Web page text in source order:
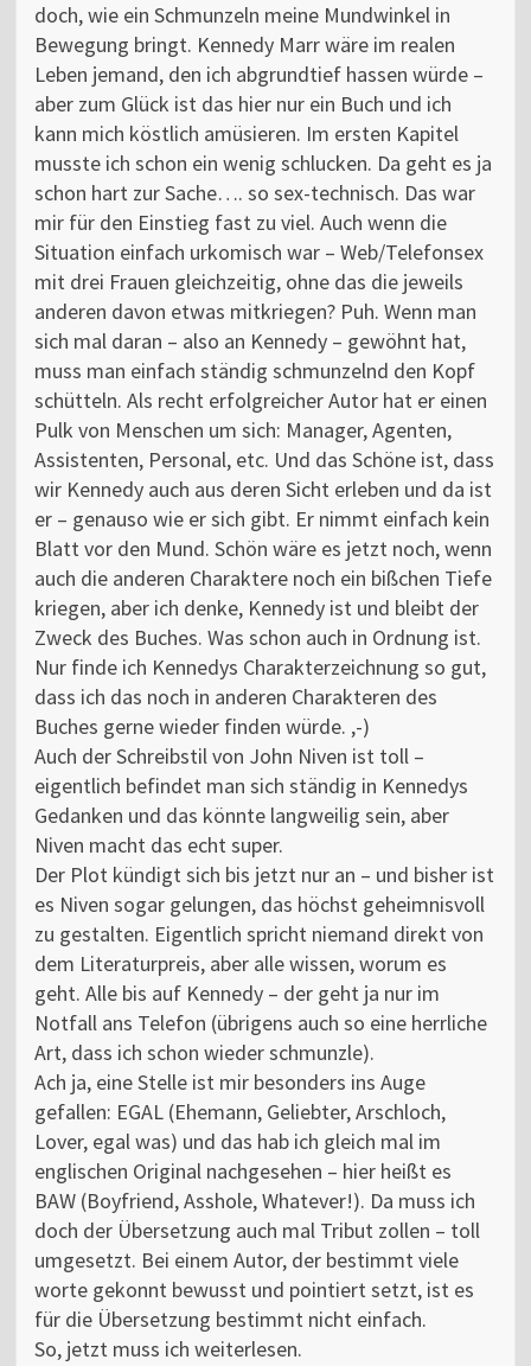
doch, wie ein Schmunzeln meine Mundwinkel in
Bewegung bringt. Kennedy Marr wäre im realen
Leben jemand, den ich abgrundtief hassen würde –
aber zum Glück ist das hier nur ein Buch und ich
kann mich köstlich amüsieren. Im ersten Kapitel
musste ich schon ein wenig schlucken. Da geht es ja
schon hart zur Sache…. so sex-technisch. Das war
mir für den Einstieg fast zu viel. Auch wenn die
Situation einfach urkomisch war – Web/Telefonsex
mit drei Frauen gleichzeitig, ohne das die jeweils
anderen davon etwas mitkriegen? Puh. Wenn man
sich mal daran – also an Kennedy – gewöhnt hat,
muss man einfach ständig schmunzelnd den Kopf
schütteln. Als recht erfolgreicher Autor hat er einen
Pulk von Menschen um sich: Manager, Agenten,
Assistenten, Personal, etc. Und das Schöne ist, dass
wir Kennedy auch aus deren Sicht erleben und da ist
er – genauso wie er sich gibt. Er nimmt einfach kein
Blatt vor den Mund. Schön wäre es jetzt noch, wenn
auch die anderen Charaktere noch ein bißchen Tiefe
kriegen, aber ich denke, Kennedy ist und bleibt der
Zweck des Buches. Was schon auch in Ordnung ist.
Nur finde ich Kennedys Charakterzeichnung so gut,
dass ich das noch in anderen Charakteren des
Buches gerne wieder finden würde. ,-)
Auch der Schreibstil von John Niven ist toll –
eigentlich befindet man sich ständig in Kennedys
Gedanken und das könnte langweilig sein, aber
Niven macht das echt super.
Der Plot kündigt sich bis jetzt nur an – und bisher ist
es Niven sogar gelungen, das höchst geheimnisvoll
zu gestalten. Eigentlich spricht niemand direkt von
dem Literaturpreis, aber alle wissen, worum es
geht. Alle bis auf Kennedy – der geht ja nur im
Notfall ans Telefon (übrigens auch so eine herrliche
Art, dass ich schon wieder schmunzle).
Ach ja, eine Stelle ist mir besonders ins Auge
gefallen: EGAL (Ehemann, Geliebter, Arschloch,
Lover, egal was) und das hab ich gleich mal im
englischen Original nachgesehen – hier heißt es
BAW (Boyfriend, Asshole, Whatever!). Da muss ich
doch der Übersetzung auch mal Tribut zollen – toll
umgesetzt. Bei einem Autor, der bestimmt viele
worte gekonnt bewusst und pointiert setzt, ist es
für die Übersetzung bestimmt nicht einfach.
So, jetzt muss ich weiterlesen.